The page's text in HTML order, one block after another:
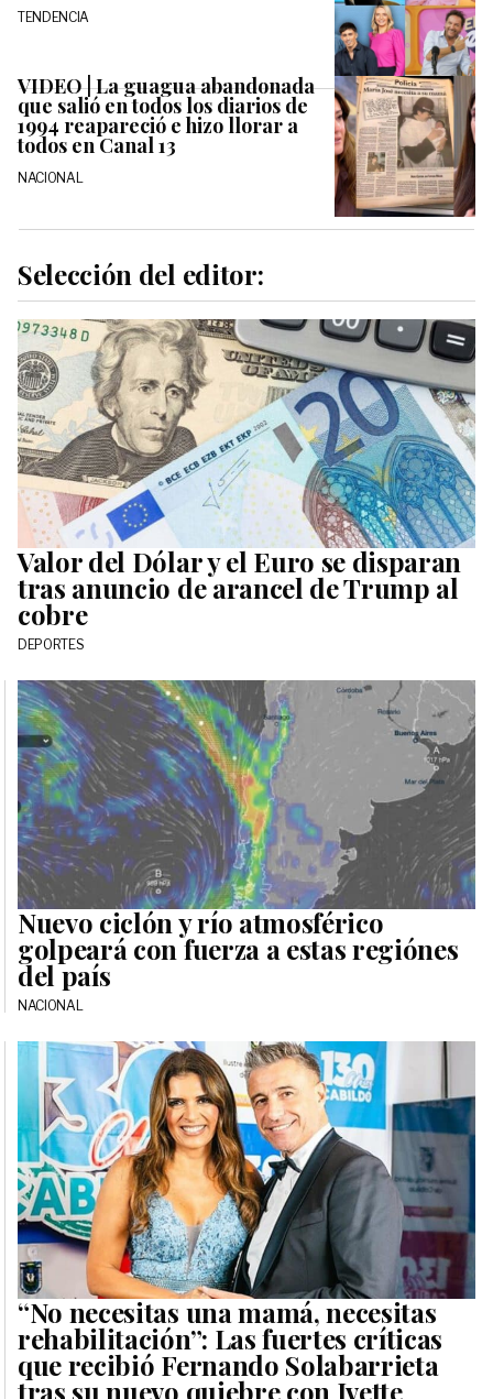
TENDENCIA
VIDEO | La guagua abandonada
que salió en todos los diarios de
1994 reapareció e hizo llorar a
todos en Canal 13
NACIONAL
Selección del editor:
Valor del Dólar y el Euro se disparan
tras anuncio de arancel de Trump al
cobre
DEPORTES
Nuevo ciclón y río atmosférico
golpeará con fuerza a estas regiónes
del país
NACIONAL
“No necesitas una mamá, necesitas
rehabilitación”: Las fuertes críticas
que recibió Fernando Solabarrieta
tras su nuevo quiebre con Ivette